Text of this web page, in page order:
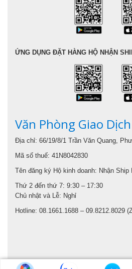
ỨNG DỤNG ĐẶT HÀNG HỘ NHẬN
Văn Phòng Giao Dịch
Địa chỉ: 66/19/8/1 Trần Văn Quang,
Mã số thuế: 41N8042830
Tên đăng ký Hộ kinh doanh: Nhận Ship
Thứ 2 đến thứ 7: 9:30 – 17:30
Chủ nhật và Lễ: Nghỉ
Hotline: 08.1661.1688 – 09.8212.8029